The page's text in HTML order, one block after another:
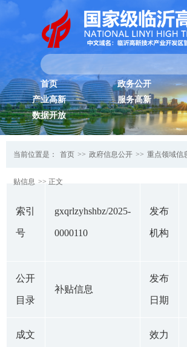
首页 政务公开
产业高新
服务高新
数据开放
当前位置是： 首页 >> 政府信息公开 >> 重点领域信
贴信息 >> 正文
索引
号
gxqrlzyhshbz/2025-
0000110
发布
机构
公开
目录
补贴信息
发布
日期
成文 效力